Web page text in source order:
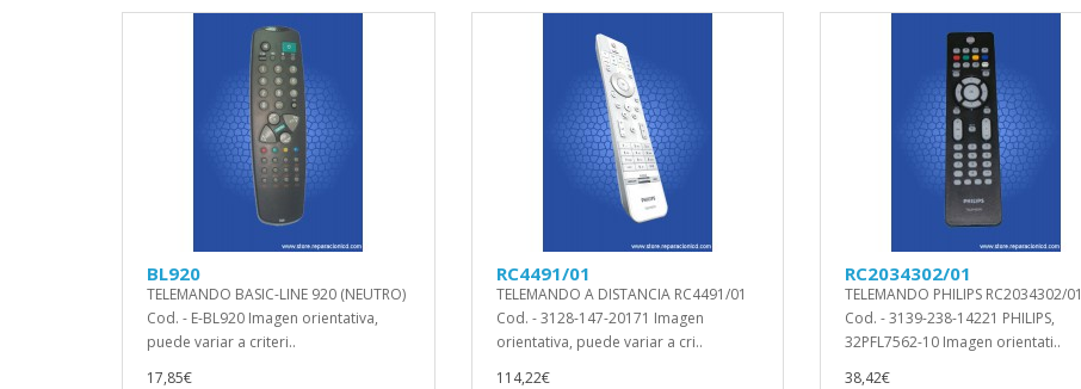
BL920
TELEMANDO BASIC-LINE 920 (NEUTRO)
Cod. - E-BL920 Imagen orientativa,
puede variar a criteri..
17,85€
RC4491/01
TELEMANDO A DISTANCIA RC4491/01
Cod. - 3128-147-20171 Imagen
orientativa, puede variar a cri..
114,22€
RC2034302/01
TELEMANDO PHILIPS RC2034302/01
Cod. - 3139-238-14221 PHILIPS,
32PFL7562-10 Imagen orientati..
38,42€